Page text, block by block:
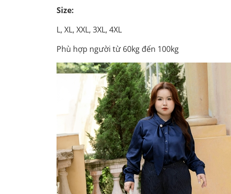
Size:
L, XL, XXL, 3XL, 4XL
Phù hợp người từ 60kg đến 100kg